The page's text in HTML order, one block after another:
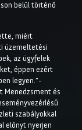
belül történő
miért
üzemeltetési
az ügyfelek
éppen ezért
legyen.”-
Menedzsment és
szabályokkal
előnyt nyerjen